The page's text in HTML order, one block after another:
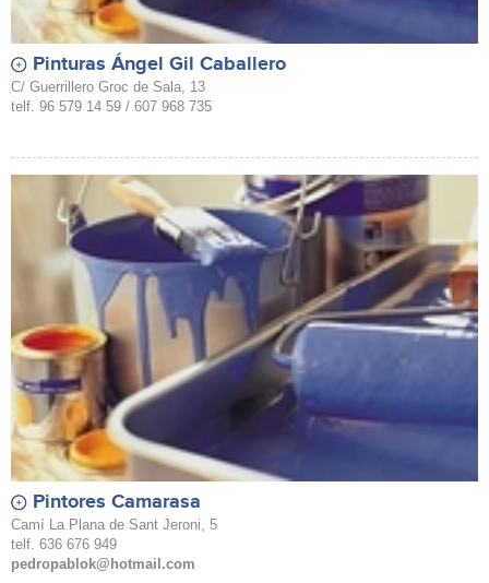
Pinturas Ángel Gil Caballero
C/ Guerrillero Groc de Sala, 13
telf. 96 579 14 59 / 607 968 735
Pintores Camarasa
Camí La Plana de Sant Jeroni, 5
telf. 636 676 949
pedropablok@hotmail.com